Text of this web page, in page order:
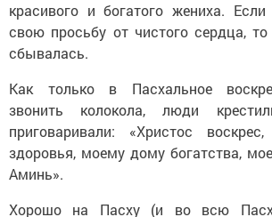
красивого и богатого жениха. Если
свою просьбу от чистого сердца,
сбывалась.
Как только в Пасхальное
звонить колокола, люди
приговаривали: «Христос
здоровья, моему дому богатства,
Аминь».
Хорошо на Пасху (и во всю